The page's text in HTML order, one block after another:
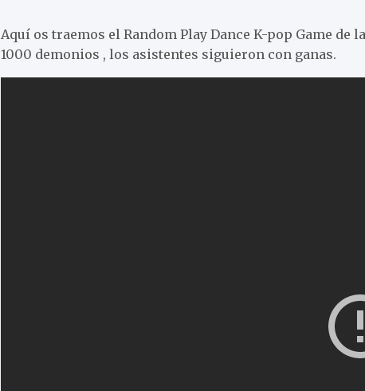
Aquí os traemos el Random Play Dance K-pop Game de
1000 demonios , los asistentes siguieron con ganas.